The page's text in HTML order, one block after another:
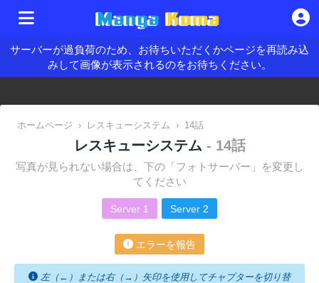
サーバーが過負荷のため、お待ちいただくかページを再読み込
みして画像が表示されるのをお待ちください。
ホームページ › レスキューシステム › 14話
レスキューシステム - 14話
写真が見られない場合は、下の「フォトサーバー」を変更し
てください
Server 1 Server 2
エラーを報告
左（←）または右（→）矢印を使用してチャプターを切り替